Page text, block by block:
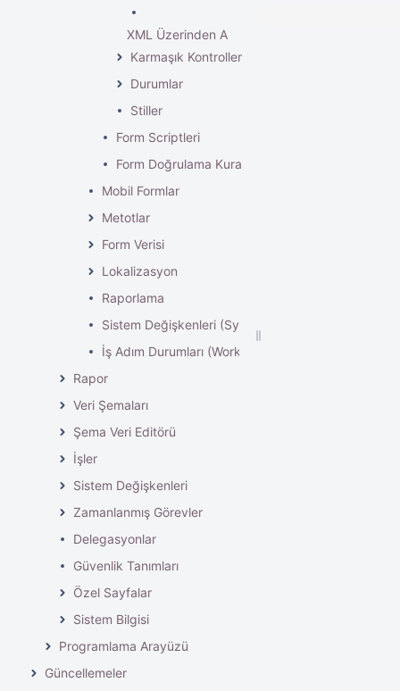
XML Üzerinden Açılan Liste
Karmaşık Kontroller
Durumlar
Stiller
Form Scriptleri
Form Doğrulama Kuralları
Mobil Formlar
Metotlar
Form Verisi
Lokalizasyon
Raporlama
Sistem Değişkenleri (System Variables)
İş Adım Durumları (WorkItem States)
Rapor
Veri Şemaları
Şema Veri Editörü
İşler
Sistem Değişkenleri
Zamanlanmış Görevler
Delegasyonlar
Güvenlik Tanımları
Özel Sayfalar
Sistem Bilgisi
Programlama Arayüzü
Güncellemeler